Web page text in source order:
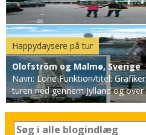
Happydaysere på tur
Olofström og Malmø, Sverige
Navn: Lone Funktion/titel:
turen ned gennem Jylland og over